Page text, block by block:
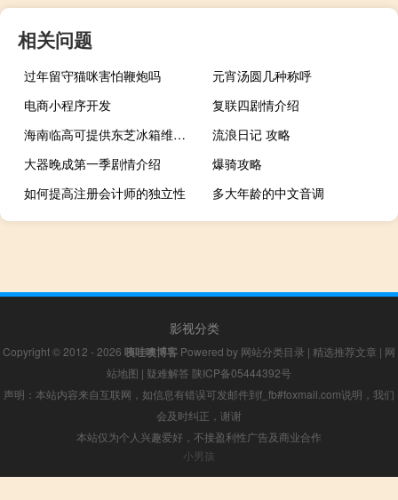
相关问题
过年留守猫咪害怕鞭炮吗
元宵汤圆几种称呼
电商小程序开发
复联四剧情介绍
海南临高可提供东芝冰箱维修服务地址在哪
流浪日记 攻略
大器晚成第一季剧情介绍
爆骑攻略
如何提高注册会计师的独立性
多大年龄的中文音调
影视分类
Copyright © 2012 - 2026 咦哇噢博客 Powered by 网站分类目录 | 精选推荐文章 | 网
站地图 | 疑难解答 陕ICP备05444392号
声明：本站内容来自互联网，如信息有错误可发邮件到f_fb#foxmail.com说明，我们
会及时纠正，谢谢
本站仅为个人兴趣爱好，不接盈利性广告及商业合作
小男孩